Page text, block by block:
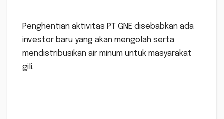
Penghentian aktivitas PT GNE disebabkan ada
investor baru yang akan mengolah serta
mendistribusikan air minum untuk masyarakat
gili.